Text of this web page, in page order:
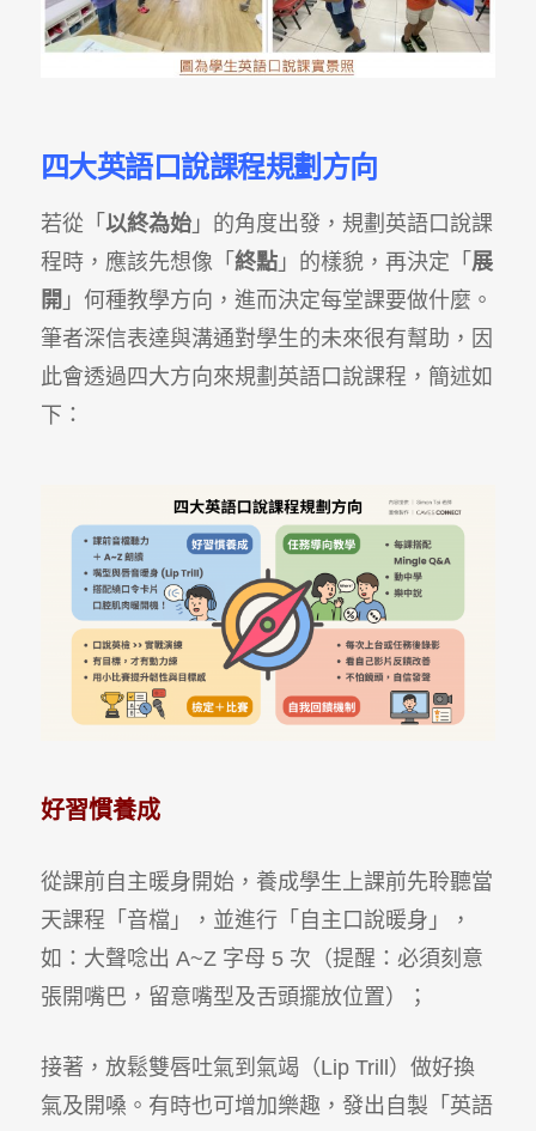
四大英語口說課程規劃方向
若從「 以終為始」的角度出發，規劃英語口說課
程時，應該先想像「 終點」的樣貌，再決定「 展
開 」何種教學方向，進而決定每堂課要做什麼。
筆者深信表達與溝通對學生的未來很有幫助，因
此會透過四大方向來規劃英語口說課程，簡述如
下：
好習慣養成
從課前自主暖身開始，養成學生上課前先聆聽當
天課程「音檔」，並進行「自主口說暖身」，
如：大聲唸出 A~Z 字母 5 次（提醒：必須刻意
張開嘴巴，留意嘴型及舌頭擺放位置）；
接著，放鬆雙唇吐氣到氣竭（Lip Trill）做好換
氣及開嗓。有時也可增加樂趣，發出自製「英語